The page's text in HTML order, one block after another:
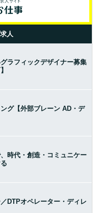
人
ラフィックデザイナー募集
グ【外部ブレーン AD・デ
時代・創造・コミュニケー
DTPオペレーター・ディレ